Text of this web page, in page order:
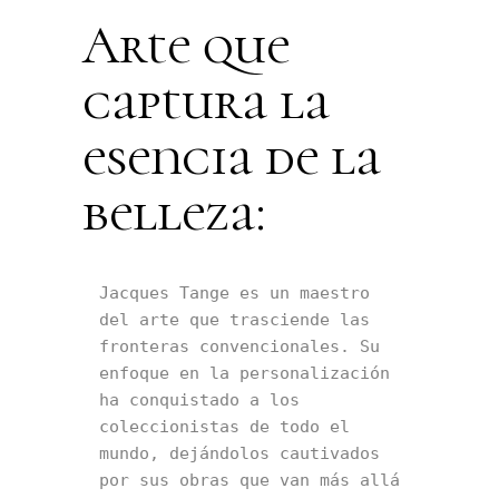
Arte que
captura la
esencia de la
belleza:
Jacques Tange es un maestro
del arte que trasciende las
fronteras convencionales. Su
enfoque en la personalización
ha conquistado a los
coleccionistas de todo el
mundo, dejándolos cautivados
por sus obras que van más allá